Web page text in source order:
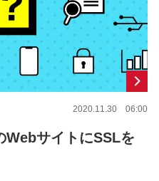
2020.11.30 06:00
WebサイトにSSLを